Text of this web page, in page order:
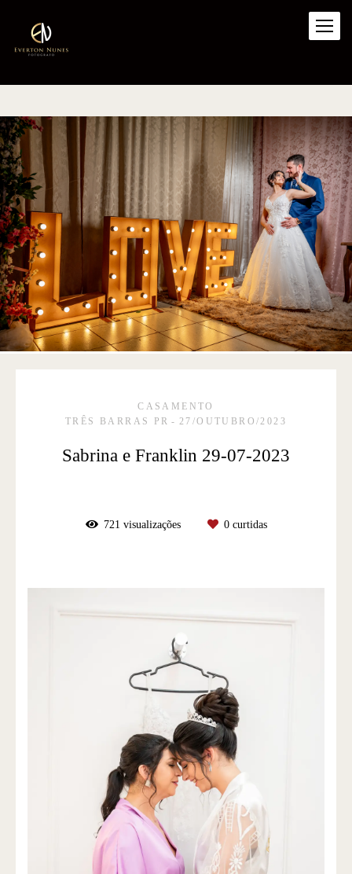
CASAMENTO
TRÊS BARRAS PR
27/OUTUBRO/2023
Sabrina e Franklin 29-07-2023
721 visualizações 0curtidas